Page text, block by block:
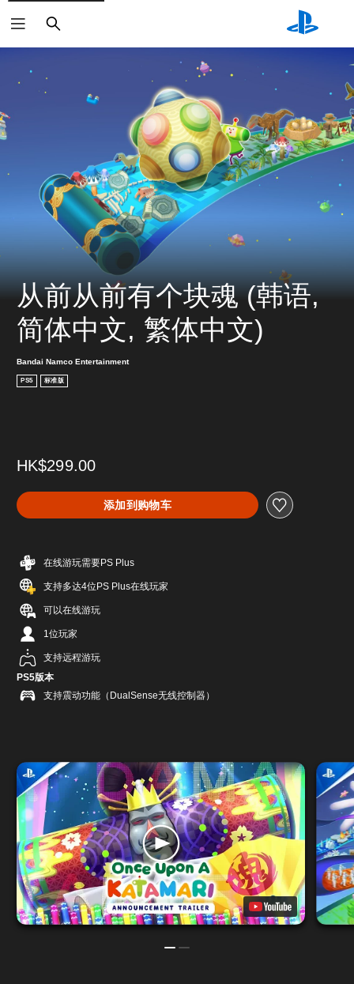
搜
索
从前从前有个块魂 (韩语,
简体中文, 繁体中文)
Bandai Namco Entertainment
PS5 标准版
HK$299.00
添加到购物车
在线游玩需要PS Plus
支持多达4位PS Plus在线玩家
可以在线游玩
1位玩家
支持远程游玩
PS5版本
支持震动功能（DualSense无线控制器）